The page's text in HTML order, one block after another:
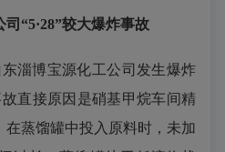
“5·28”较大爆炸事故
东淄博宝源化工公司发生爆炸
直接原因是硝基甲烷车间精
蒸馏罐中投入原料时，未加